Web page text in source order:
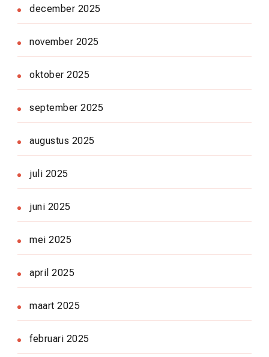
december 2025
november 2025
oktober 2025
september 2025
augustus 2025
juli 2025
juni 2025
mei 2025
april 2025
maart 2025
februari 2025